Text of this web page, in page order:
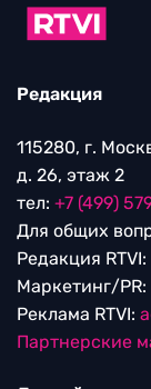
Редакция
115280, г.
д. 26, этаж 2
тел: +7 (499)
Для общих
Редакция RTVI:
Маркетинг/PR:
Реклама RTVI:
Партнерские